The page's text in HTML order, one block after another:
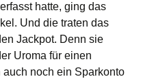
hatte, ging das
Und die traten das
Jackpot. Denn sie
Uroma für einen
noch ein Sparkonto